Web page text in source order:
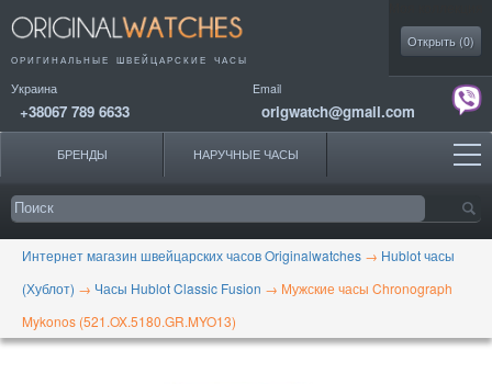
ОРИГИНАЛЬНЫЕ ШВЕЙЦАРСКИЕ ЧАСЫ
Украина
+38067 789 6633
Email
origwatch@gmail.com
Открыть (0)
БРЕНДЫ НАРУЧНЫЕ ЧАСЫ
Интернет магазин швейцарских часов Originalwatches → Hublot часы
(Хублот) → Часы Hublot Classic Fusion → Мужские часы Chronograph
Mykonos (521.OX.5180.GR.MYO13)